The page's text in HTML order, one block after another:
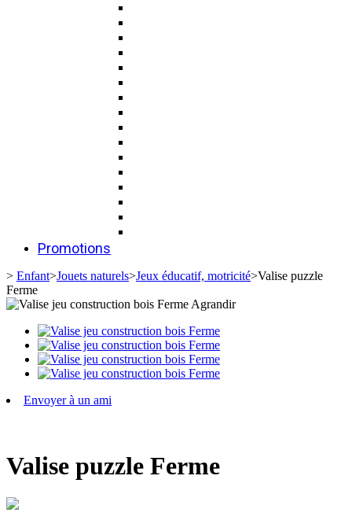
Promotions
> Enfant>Jouets naturels>Jeux éducatif, motricité>Valise puzzle
Ferme
Agrandir
Envoyer à un ami
Valise puzzle Ferme